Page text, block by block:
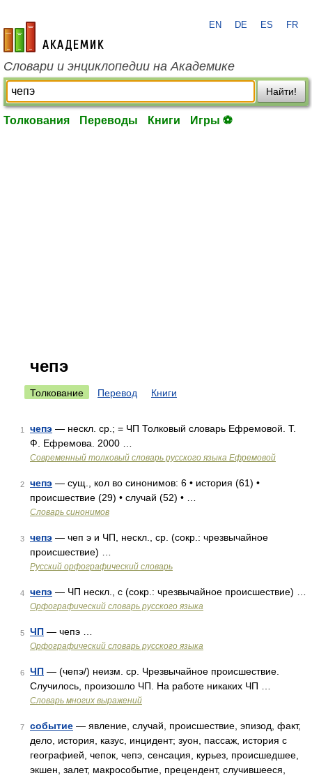
academic.ru
EN DE ES FR
Словари и энциклопедии на Академике
Найти!
Толкования Переводы Книги Игры ⚽
чепэ
Толкование Перевод Книги
1 чепэ — нескл. ср.; = ЧП Толковый словарь Ефремовой. Т.
Ф. Ефремова. 2000 …
Современный толковый словарь русского языка Ефремовой
2 чепэ — сущ., кол во синонимов: 6 • история (61) •
происшествие (29) • случай (52) • …
Словарь синонимов
3 чепэ — чеп э и ЧП, нескл., ср. (сокр.: чрезвычайное
происшествие) …
Русский орфографический словарь
4 чепэ — ЧП нескл., с (сокр.: чрезвычайное происшествие) …
Орфографический словарь русского языка
5 ЧП — чепэ …
Орфографический словарь русского языка
6 ЧП — (чепэ/) неизм. ср. Чрезвычайное происшествие.
Случилось, произошло ЧП. На работе никаких ЧП …
Словарь многих выражений
7 событие — явление, случай, происшествие, эпизод, факт,
дело, история, казус, инцидент; зуон, пассаж, история с
географией, чепок, чепэ, сенсация, курьез, происшедшее,
экшен, залет, макрособытие, прецендент, случившееся,